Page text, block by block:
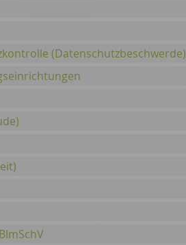
(Datenschutzbeschwerde)